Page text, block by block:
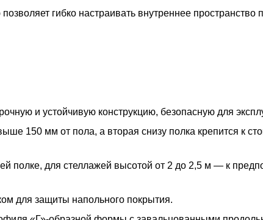
гибко настраивать внутреннее
и устойчивую конструкцию, безопасную для
150 мм от пола, а вторая снизу полка крепится к
полке, для стеллажей высотой от 2 до 2,5 м — к
для защиты напольного покрытия.